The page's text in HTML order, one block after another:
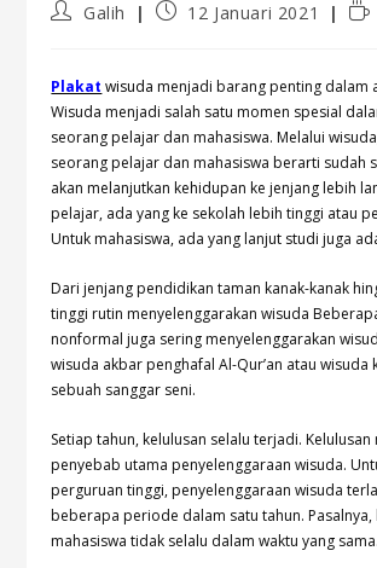
Galih 12 Januari 2021
Plakat wisuda menjadi barang penting dalam
Wisuda menjadi salah satu momen spesial
seorang pelajar dan mahasiswa. Melalui
seorang pelajar dan mahasiswa berarti sudah
akan melanjutkan kehidupan ke jenjang lebih
pelajar, ada yang ke sekolah lebih tinggi atau
Untuk mahasiswa, ada yang lanjut studi juga
Dari jenjang pendidikan taman kanak-kanak
tinggi rutin menyelenggarakan wisuda
nonformal juga sering menyelenggarakan
wisuda akbar penghafal Al-Qur’an atau wisuda
sebuah sanggar seni.
Setiap tahun, kelulusan selalu terjadi. Kelulusan
penyebab utama penyelenggaraan wisuda.
perguruan tinggi, penyelenggaraan wisuda
beberapa periode dalam satu tahun. Pasalnya,
mahasiswa tidak selalu dalam waktu yang sama.